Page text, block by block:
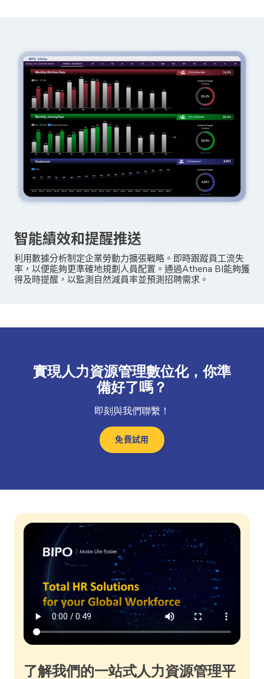
智能績效和提醒推送
利用數據分析制定企業勞動力擴張戰略。即時跟蹤員工流失
率，以便能夠更準確地規劃人員配置。通過Athena BI能夠獲
得及時提醒，以監測自然減員率並預測招聘需求。
實現人力資源管理數位化，你準
備好了嗎？
即刻與我們聯繫！
免費試用
了解我們的一站式人力資源管理平